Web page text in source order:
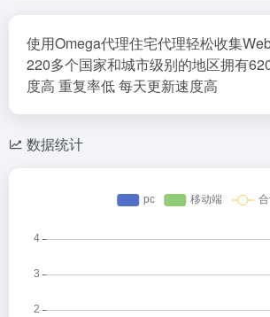
使用Omega代理住宅代理轻松收集
220多个国家和城市级别的地区拥有
度高 重复率低 每天更新速度高
数据统计